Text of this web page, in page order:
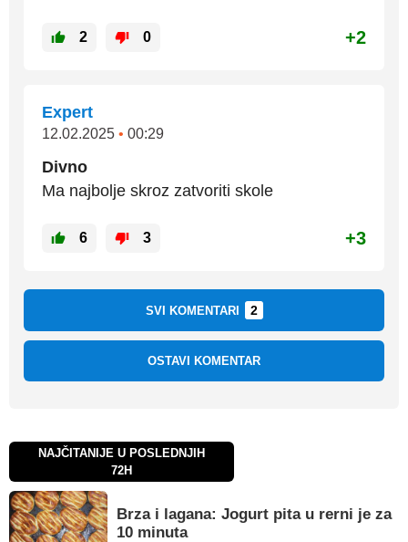
2 0 +2
Expert
12.02.2025 • 00:29
Divno
Ma najbolje skroz zatvoriti skole
6 3 +3
SVI KOMENTARI 2
OSTAVI KOMENTAR
NAJČITANIJE U POSLEDNJIH
72H
Brza i lagana: Jogurt pita u rerni je za
10 minuta